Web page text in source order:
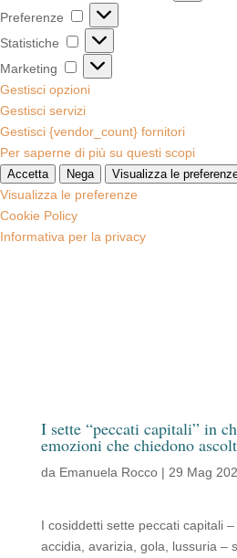
Preferenze
Preferenze
Statistiche Statistiche
Marketing
Marketing
Gestisci opzioni
Gestisci servizi
Gestisci {vendor_count} fornitori
Per saperne di più su questi scopi
Accetta Nega Visualizza le
Visualizza le preferenze
Cookie Policy
Informativa per la privacy
I sette “peccati capitali” in
emozioni che chiedono
da Emanuela Rocco| 29 Mag
I cosiddetti sette peccati capitali
accidia, avarizia, gola, lussuria –